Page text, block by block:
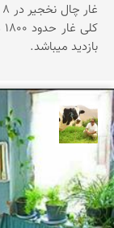
بازدید میباشد.
تقی قاسمی